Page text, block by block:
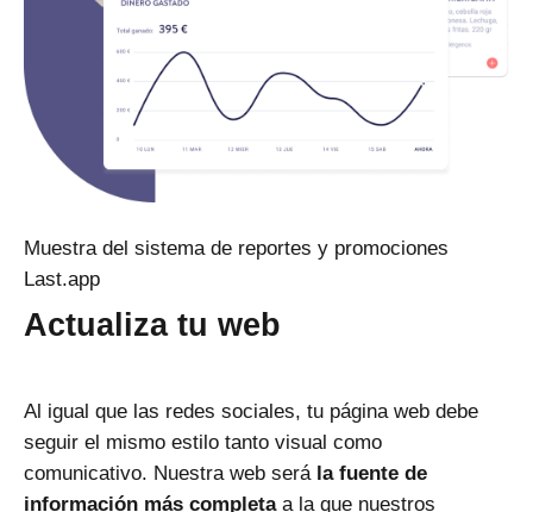
Muestra del sistema de reportes y promociones
Last.app
Actualiza tu web
Al igual que las redes sociales, tu página web debe
seguir el mismo estilo tanto visual como
comunicativo. Nuestra web será la fuente de
información más completaa la que nuestros